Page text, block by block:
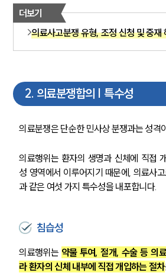
더보기
의료사고분쟁 유형, 조정 신청 및 중재
2. 의료분쟁합의 | 특수성
의료분쟁은 단순한 민사상 분쟁과는 성격
의료행위는 환자의 생명과 신체에 직접
성 영역에서 이루어지기 때문에, 의료사
과 같은 여섯 가지 특수성을 내포합니다.
침습성
의료행위는 약물 투여, 절개, 수술 등 의
라 환자의 신체 내부에 직접 개입하는 절차